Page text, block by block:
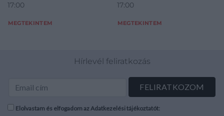
17:00
MEGTEKINTEM
17:00
MEGTEKINTEM
Hírlevél feliratkozás
Elolvastam és elfogadom az Adatkezelési tájékoztatót: